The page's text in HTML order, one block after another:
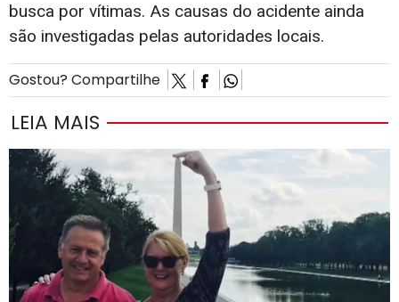
busca por vítimas. As causas do acidente ainda
são investigadas pelas autoridades locais.
Gostou? Compartilhe
LEIA MAIS